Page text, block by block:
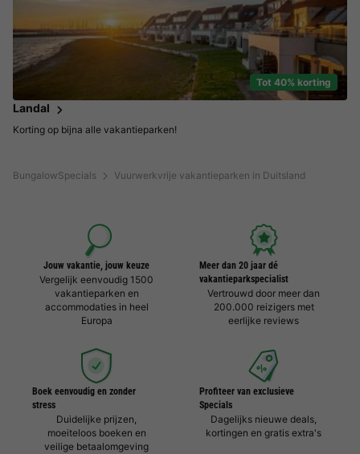
BungalowSpecials Vuurwerkvrije vakantieparken in Duitsland
Tot 40% korting
Landal
Korting op bijna alle vakantieparken!
Jouw vakantie, jouw keuze
Vergelijk eenvoudig 1500
vakantieparken en
accommodaties in heel
Europa
Meer dan 20 jaar dé
vakantieparkspecialist
Vertrouwd door meer dan
200.000 reizigers met
eerlijke reviews
Boek eenvoudig en zonder
stress
Duidelijke prijzen,
moeiteloos boeken en
veilige betaalomgeving
Profiteer van exclusieve
Specials
Dagelijks nieuwe deals,
kortingen en gratis extra's